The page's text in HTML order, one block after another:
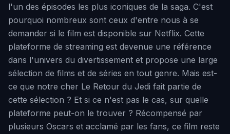
l'un des épisodes les plus iconiques de la saga. C'est
pourquoi nombreux sont ceux d'entre nous à se
demander si le film est disponible sur Netflix. Cette
plateforme de streaming est devenue une référence
dans l'univers du divertissement et propose une large
sélection de films et de séries en tout genre. Mais est-
ce que notre cher Le Retour du Jedi fait partie de
cette sélection ? Et si ce n'est pas le cas, sur quelle
plateforme peut-on le trouver ? Récompensé par
plusieurs Oscars et acclamé par les fans, ce film reste